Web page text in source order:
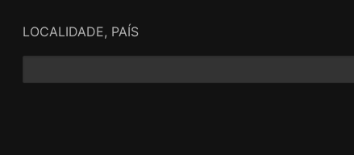
LOCALIDADE, PAÍS